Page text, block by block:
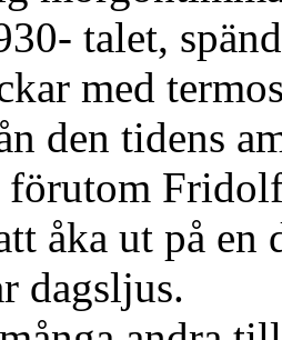
talet,
med
den tidens
åka ut på en
dagsljus.